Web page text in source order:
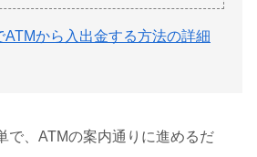
から入出金する方法の詳細
で、ATMの案内通りに進めるだ